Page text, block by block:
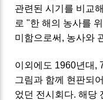
관련된 시기를 비교
로 "한 해의 농사를
미함으로써, 농사와
이외에도 1960년대,
그림과 함께 현판되
었던 전시회다. 해당